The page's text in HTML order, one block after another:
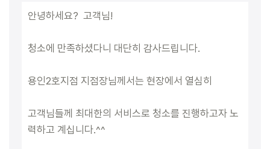
안녕하세요? 고객님!
청소에 만족하셨다니 대단히 감사드립니다.
용인2호지점 지점장님께서는 현장에서 열심히
고객님들께 최대한의 서비스로 청소를 진행하고자 노
력하고 계십니다.^^